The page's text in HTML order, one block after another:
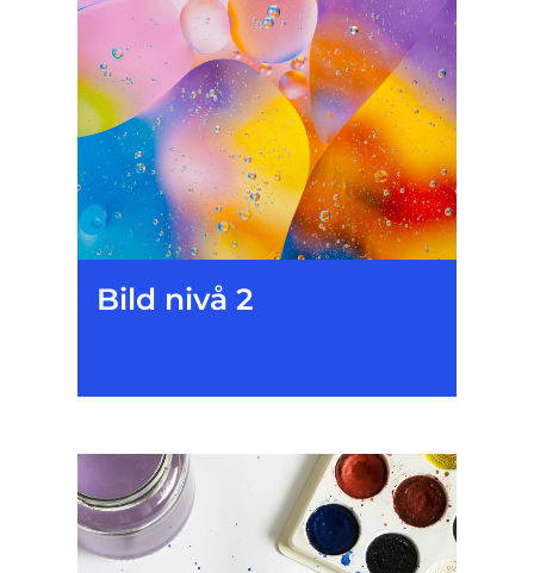
Bild nivå 2